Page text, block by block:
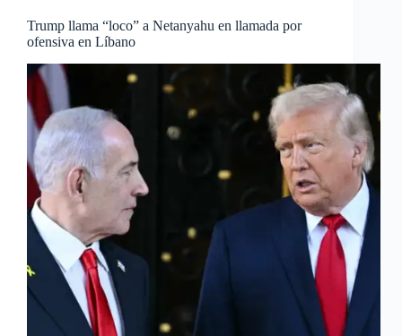
Trump llama “loco” a Netanyahu en llamada por
ofensiva en Líbano